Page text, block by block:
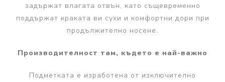
задържат влагата отвън, като същевременно
поддържат краката ви сухи и комфортни дори при
продължително носене.
Производителност там, където е най-важно
Подметката е изработена от изключително